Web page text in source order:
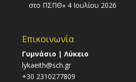
στο ΠΣΠΘ» 4 Ιουλίου 2026
Επικοινωνία
Γυμνάσιο | Λύκειο
lykaeith@sch.gr
+30 2310277809